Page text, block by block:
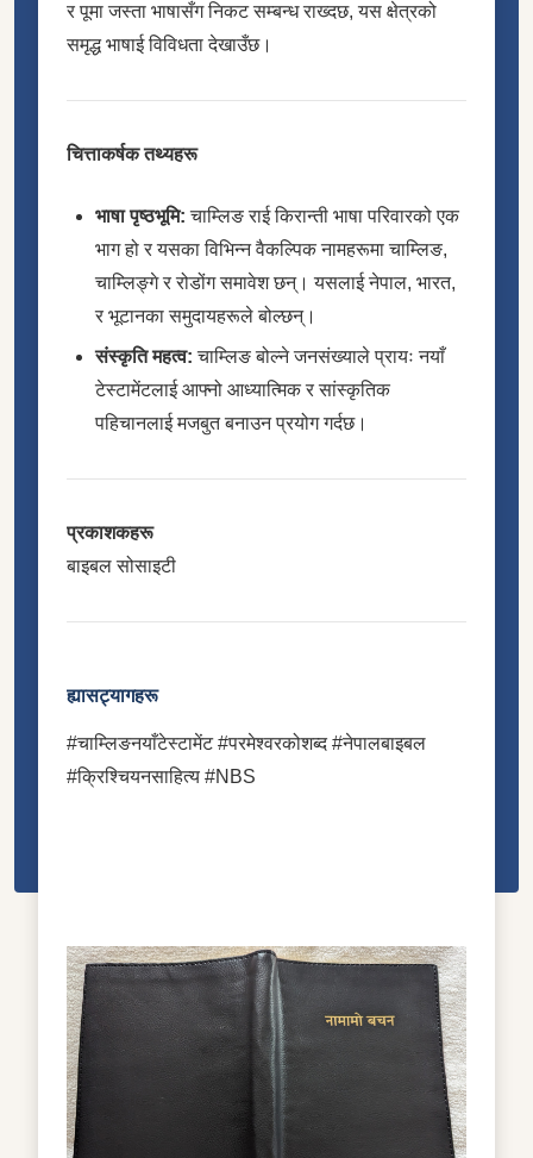
र पूमा जस्ता भाषासँग निकट सम्बन्ध राख्दछ, यस क्षेत्रको
समृद्ध भाषाई विविधता देखाउँछ।
चित्ताकर्षक तथ्यहरू
भाषा पृष्ठभूमि: चाम्लिङ राई किरान्ती भाषा परिवारको एक
भाग हो र यसका विभिन्न वैकल्पिक नामहरूमा चाम्लिङ,
चाम्लिङ्गे र रोडोंग समावेश छन्। यसलाई नेपाल, भारत,
र भूटानका समुदायहरूले बोल्छन्।
संस्कृति महत्व: चाम्लिङ बोल्ने जनसंख्याले प्रायः नयाँ
टेस्टामेंटलाई आफ्नो आध्यात्मिक र सांस्कृतिक
पहिचानलाई मजबुत बनाउन प्रयोग गर्दछ।
प्रकाशकहरू
बाइबल सोसाइटी
ह्यासट्यागहरू
#चाम्लिङनयाँटेस्टामेंट #परमेश्वरकोशब्द #नेपालबाइबल
#क्रिश्चियनसाहित्य #NBS